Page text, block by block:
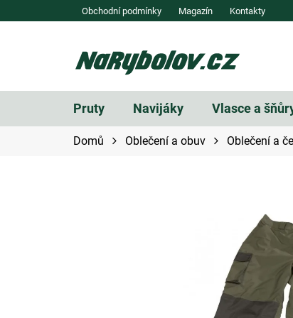
na
Obchodní podmínky Magazín Kontakty
Pruty Navijáky Vlasce a
Domů Oblečení a obuv Oblečení a